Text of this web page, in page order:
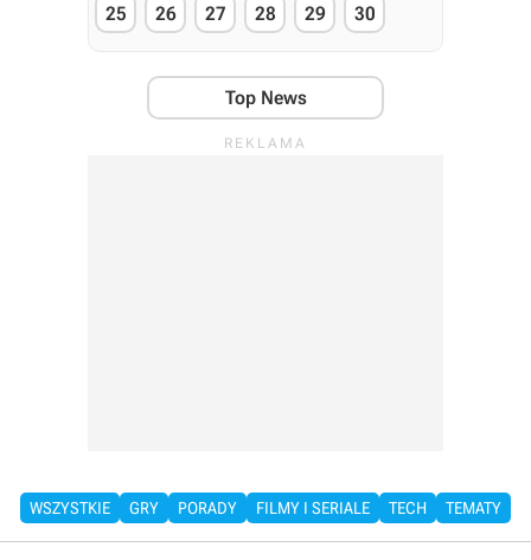
25 26 27 28 29 30
Top News
WSZYSTKIE GRY PORADY FILMY I SERIALE TECH TEMATY